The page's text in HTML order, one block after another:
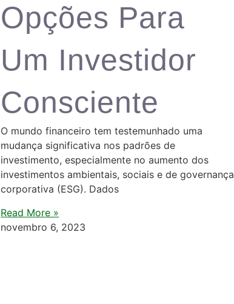
Opções Para
Um Investidor
Consciente
O mundo financeiro tem testemunhado uma
mudança significativa nos padrões de
investimento, especialmente no aumento dos
investimentos ambientais, sociais e de governança
corporativa (ESG). Dados
Read More »
novembro 6, 2023